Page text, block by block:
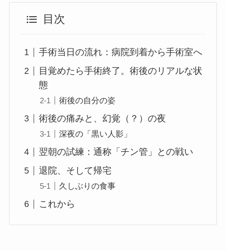
目次
手術当日の流れ：病院到着から手術室へ
目覚めたら手術終了。術後のリアルな状
態
術後の自分の姿
術後の痛みと、幻覚（？）の夜
深夜の「黒い人影」
翌朝の試練：通称「チン管」との戦い
退院、そして帰宅
久しぶりの食事
これから